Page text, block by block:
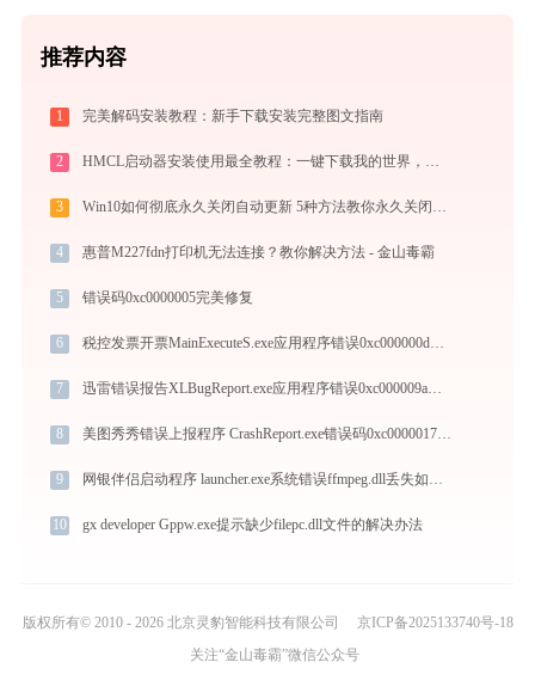
推荐内容
1 完美解码安装教程：新手下载安装完整图文指南
2 HMCL启动器安装使用最全教程：一键下载我的世界，轻松搞定Mod与Java配置
3 Win10如何彻底永久关闭自动更新 5种方法教你永久关闭win10自动更新
4 惠普M227fdn打印机无法连接？教你解决方法 - 金山毒霸
5 错误码0xc0000005完美修复
6 税控发票开票MainExecuteS.exe应用程序错误0xc000000d解决方法
7 迅雷错误报告XLBugReport.exe应用程序错误0xc000009a解决方法
8 美图秀秀错误上报程序 CrashReport.exe错误码0xc0000017处理办法
9 网银伴侣启动程序 launcher.exe系统错误ffmpeg.dll丢失如何解决
10 gx developer Gppw.exe提示缺少filepc.dll文件的解决办法
版权所有© 2010 - 2026 北京灵豹智能科技有限公司
京ICP备2025133740号-18
关注“金山毒霸”微信公众号